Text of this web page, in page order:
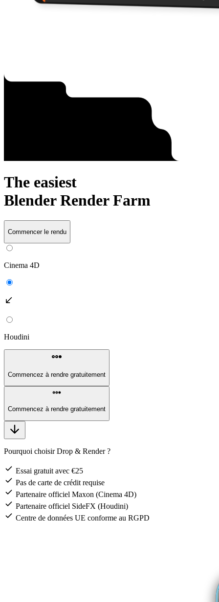
The easiest
Blender Render Farm
Commencer le rendu
Cinema 4D
south_west
Houdini
steppers
Commencez à rendre gratuitement
steppers
Commencez à rendre gratuitement
arrow_downward
Pourquoi choisir Drop & Render ?
check Essai gratuit avec €25
check Pas de carte de crédit requise
check Partenaire officiel Maxon (Cinema 4D)
check Partenaire officiel SideFX (Houdini)
check Centre de données UE conforme au RGPD